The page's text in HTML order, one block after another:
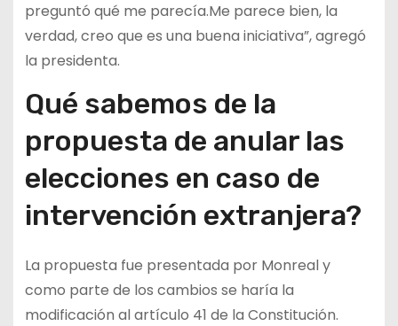
preguntó qué me parecía.Me parece bien, la
verdad, creo que es una buena iniciativa”, agregó
la presidenta.
Qué sabemos de la
propuesta de anular las
elecciones en caso de
intervención extranjera?
La propuesta fue presentada por Monreal y
como parte de los cambios se haría la
modificación al artículo 41 de la Constitución.